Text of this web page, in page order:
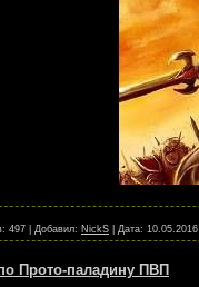
497 Добавил: NickS Дата: 10.05.2016
Прото-паладину ПВП